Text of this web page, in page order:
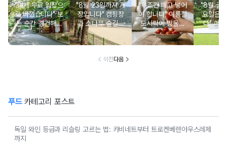
"이제 무료 입장으
로 바꼈습니다" 보
는 순간 경건해지
고 마음이 편안해
지는 사찰 여행지
"8월 23일까지 개
장입니다" 캠핑장
과 소나무 숲길이
붙어있는 조용한
남해 해수욕장
"무조건 떼고 넣어
야 합니다" 여름철
도시락에 방울토
마토 꼭지 그대로
넣으면 생기는 일
"8월 금
요일은
다" 이
무료로
한 의미
이전다음
푸드카테고리 포스트
독일 와인 등급과 리슬링 고르는 법: 카비네트부터 트로켄베렌아우스레제
까지